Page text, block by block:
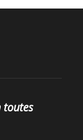
toutes